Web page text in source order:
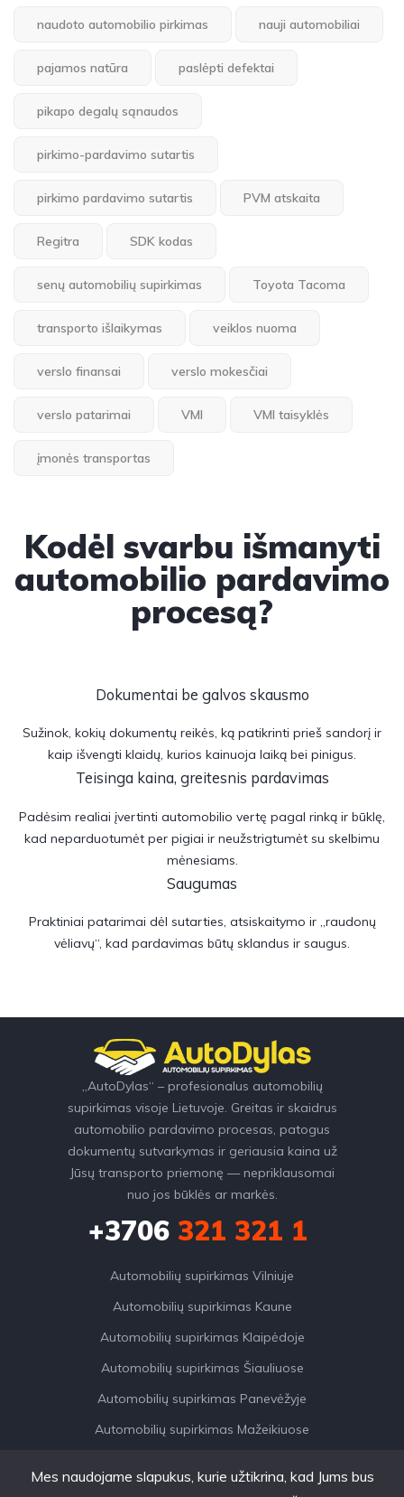
naudoto automobilio pirkimas nauji automobiliai
pajamos natūra paslėpti defektai
pikapo degalų sąnaudos
pirkimo-pardavimo sutartis
pirkimo pardavimo sutartis PVM atskaita
Regitra SDK kodas
senų automobilių supirkimas Toyota Tacoma
transporto išlaikymas veiklos nuoma
verslo finansai verslo mokesčiai
verslo patarimai VMI VMI taisyklės
įmonės transportas
Kodėl svarbu išmanyti
automobilio pardavimo
procesą?
Dokumentai be galvos skausmo
Sužinok, kokių dokumentų reikės, ką patikrinti prieš sandorį ir
kaip išvengti klaidų, kurios kainuoja laiką bei pinigus.
Teisinga kaina, greitesnis pardavimas
Padėsim realiai įvertinti automobilio vertę pagal rinką ir būklę,
kad neparduotumėt per pigiai ir neužstrigtumėt su skelbimu
mėnesiams.
Saugumas
Praktiniai patarimai dėl sutarties, atsiskaitymo ir „raudonų
vėliavų“, kad pardavimas būtų sklandus ir saugus.
„AutoDylas“ – profesionalus automobilių
supirkimas visoje Lietuvoje. Greitas ir skaidrus
automobilio pardavimo procesas, patogus
dokumentų sutvarkymas ir geriausia kaina už
Jūsų transporto priemonę — nepriklausomai
nuo jos būklės ar markės.
+3706321 321 1
Automobilių supirkimas Vilniuje
Automobilių supirkimas Kaune
Automobilių supirkimas Klaipėdoje
Automobilių supirkimas Šiauliuose
Automobilių supirkimas Panevėžyje
Automobilių supirkimas Mažeikiuose
Mes naudojame slapukus, kurie užtikrina, kad Jums bus